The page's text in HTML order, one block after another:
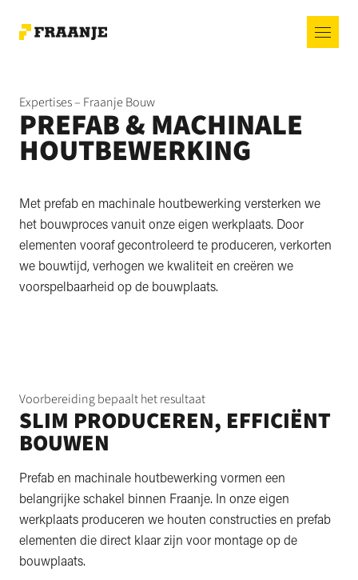
Expertises – Fraanje Bouw
PREFAB & MACHINALE
HOUTBEWERKING
Met prefab en machinale houtbewerking versterken we
het bouwproces vanuit onze eigen werkplaats. Door
elementen vooraf gecontroleerd te produceren, verkorten
we bouwtijd, verhogen we kwaliteit en creëren we
voorspelbaarheid op de bouwplaats.
Voorbereiding bepaalt het resultaat
SLIM PRODUCEREN, EFFICIËNT
BOUWEN
Prefab en machinale houtbewerking vormen een
belangrijke schakel binnen Fraanje. In onze eigen
werkplaats produceren we houten constructies en prefab
elementen die direct klaar zijn voor montage op de
bouwplaats.